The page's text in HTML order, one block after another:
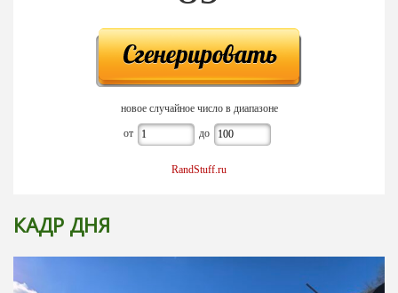
новое случайное число в диапазоне
от до
RandStuff.ru
КАДР ДНЯ